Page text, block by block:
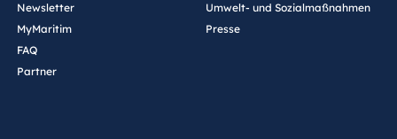
Newsletter
MyMaritim
FAQ
Partner
Umwelt- und Sozialmaßnahmen
Presse